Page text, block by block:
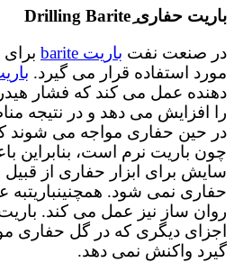
باریت حفاری ِDrilling Barite
در صنعت نفت باریت barite
مورد استفاده قرار می گیرد.
دهنده عمل می کند که فشار
را افزایش می دهد و در نتیجه
در حین حفاری مواجه می شوند
چون باریت نرم است، بنابراین
سایش برای ابزار حفاری از قبیل
حفاری نمی شود. همچنینباریتبه
روان ساز نیز عمل می کند.
اجزای دیگری که در گل حفاری
گیرد واکنش نمی دهد.